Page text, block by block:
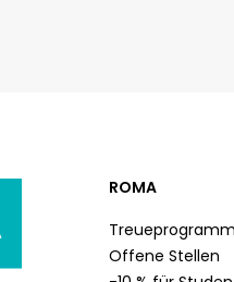
ROMA
Treueprogramm
Offene Stellen